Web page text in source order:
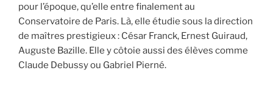
pour l’époque, qu’elle entre finalement au
Conservatoire de Paris. Là, elle étudie sous la direction
de maîtres prestigieux : César Franck, Ernest Guiraud,
Auguste Bazille. Elle y côtoie aussi des élèves comme
Claude Debussy ou Gabriel Pierné.